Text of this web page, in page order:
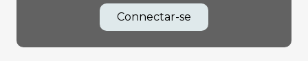
Connectar-se